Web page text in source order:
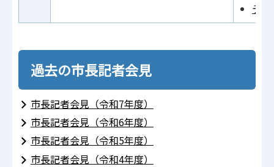
テ
過去の市長記者会見
市長記者会見（令和7年度）
市長記者会見（令和6年度）
市長記者会見（令和5年度）
市長記者会見（令和4年度）